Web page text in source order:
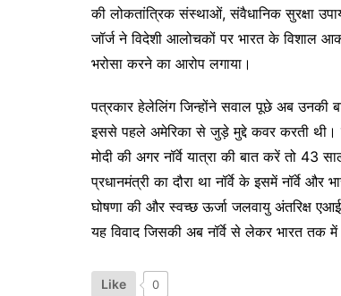
की लोकतांत्रिक संस्थाओं, संवैधानिक सुरक्षा
जॉर्ज ने विदेशी आलोचकों पर भारत के विशाल
भरोसा करने का आरोप लगाया।
पत्रकार हेलेलिंग जिन्होंने सवाल पूछे अब उनकी
इससे पहले अमेरिका से जुड़े मुद्दे कवर करती थी।
मोदी की अगर नॉर्वे यात्रा की बात करें तो 43
प्रधानमंत्री का दौरा था नॉर्वे के इसमें नॉर्वे
घोषणा की और स्वच्छ ऊर्जा जलवायु अंतरिक्ष
यह विवाद जिसकी अब नॉर्वे से लेकर भारत तक में
Like 0